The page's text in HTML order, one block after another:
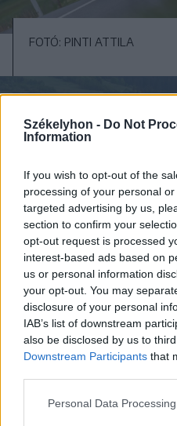
Székelyhon - Do Not
Information
If you wish to opt-out of the
processing of your personal
targeted advertising by us,
section to confirm your
opt-out request is processed
interest-based ads based on
us or personal information
your opt-out. You may
disclosure of your personal
IAB’s list of downstream
also be disclosed by us to
Downstream Participants that
Personal Data
FOTÓ: PINTI ATTILA
FOTÓ: PINTI ATTILA